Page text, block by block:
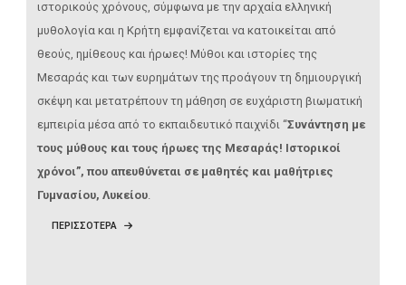
ιστορικούς χρόνους, σύμφωνα με την αρχαία ελληνική
μυθολογία και η Κρήτη εμφανίζεται να κατοικείται από
θεούς, ημίθεους και ήρωες! Μύθοι και ιστορίες της
Μεσαράς και των ευρημάτων της προάγουν τη δημιουργική
σκέψη και μετατρέπουν τη μάθηση σε ευχάριστη βιωματική
εμπειρία μέσα από το εκπαιδευτικό παιχνίδι “Συνάντηση με
τους μύθους και τους ήρωες της Μεσαράς! Ιστορικοί
χρόνοι”, που απευθύνεται σε μαθητές και μαθήτριες
Γυμνασίου, Λυκείου.
ΠΕΡΙΣΣΟΤΕΡΑ